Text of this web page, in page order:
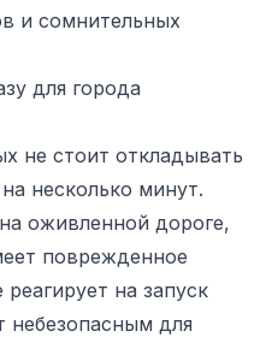
и сомнительных
для города
не стоит откладывать
несколько минут.
оживленной дороге,
поврежденное
на запуск
небезопасным для